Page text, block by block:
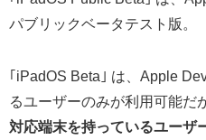
パブリックベータテスト版。
｢iPadOS Beta｣ は、Apple
るユーザーのみが利用可能だ
対応端末を持っているユーザ